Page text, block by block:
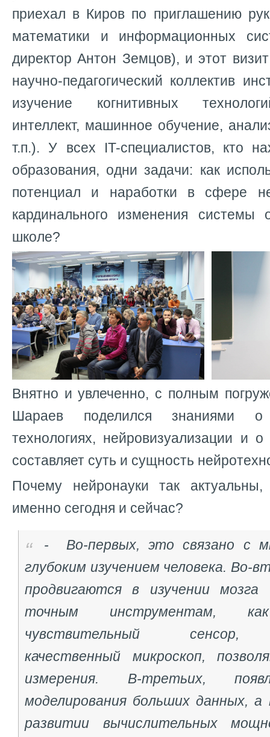
приехал в Киров по приглашению
математики и информационных
директор Антон Земцов), и этот
научно-педагогический коллектив
изучение когнитивных
интеллект, машинное обучение,
т.п.). У всех IT-специалистов, кто
образования, одни задачи: как
потенциал и наработки в сфере
кардинального изменения
школе?
Внятно и увлеченно, с полным
Шараев поделился знаниями о
технологиях, нейровизуализации и
составляет суть и сущность
Почему нейронауки так
именно сегодня и сейчас?
- Во-первых, это связано с
глубоким изучением человека. Во-
продвигаются в изучении мозга
точным инструментам,
чувствительный сенсор,
качественный микроскоп,
измерения. В-третьих,
моделирования больших данных, а
развитии вычислительных